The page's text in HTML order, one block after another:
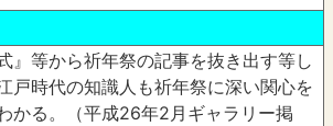
』等から祈年祭の記事を抜き出す等し
戸時代の知識人も祈年祭に深い関心を
かる。（平成26年2月ギャラリー掲